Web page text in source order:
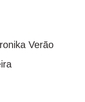
Verão